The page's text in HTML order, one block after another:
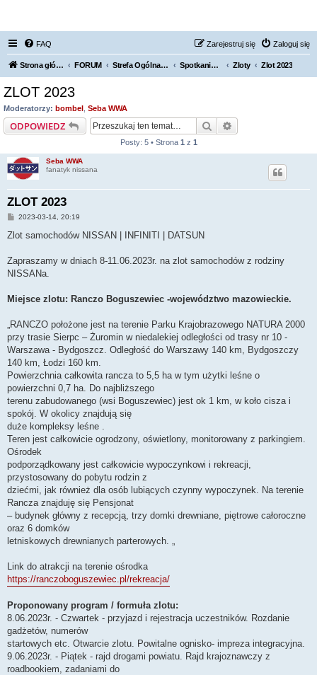
FAQ Zaloguj się
Zarejestruj się
Strona główna KLUBU FORUM Strefa Ogólna Forum Nissan Zone Spotkania / Grupy Regionalne Zloty Zlot 2023
ZLOT 2023
Moderatorzy: bombel Seba WWA
ODPOWIEDZ Szukaj
Posty: 5 • Strona 1 z 1
Seba WWA
fanatyk nissana
ZLOT 2023
P
s
2023-03-14, 20:19
Zlot samochodów NISSAN | INFINITI | DATSUN
Zapraszamy w dniach 8-11.06.2023r. na zlot samochodów z rodziny
NISSANa.
Miejsce zlotu: Ranczo Boguszewiec -województwo mazowieckie.
„RANCZO położone jest na terenie Parku Krajobrazowego NATURA 2000
przy trasie Sierpc – Żuromin w niedalekiej odległości od trasy nr 10 -
Warszawa - Bydgoszcz. Odległość do Warszawy 140 km, Bydgoszczy
140 km, Łodzi 160 km.
Powierzchnia całkowita rancza to 5,5 ha w tym użytki leśne o
powierzchni 0,7 ha. Do najbliższego
terenu zabudowanego (wsi Boguszewiec) jest ok 1 km, w koło cisza i
spokój. W okolicy znajdują się
duże kompleksy leśne .
Teren jest całkowicie ogrodzony, oświetlony, monitorowany z parkingiem.
Ośrodek
podporządkowany jest całkowicie wypoczynkowi i rekreacji,
przystosowany do pobytu rodzin z
dziećmi, jak również dla osób lubiących czynny wypoczynek. Na terenie
Rancza znajduję się Pensjonat
– budynek główny z recepcją, trzy domki drewniane, piętrowe całoroczne
oraz 6 domków
letniskowych drewnianych parterowych. „
Link do atrakcji na terenie ośrodka
https://ranczoboguszewiec.pl/rekreacja/
Proponowany program / formuła zlotu:
8.06.2023r. - Czwartek - przyjazd i rejestracja uczestników. Rozdanie
gadżetów, numerów
startowych etc. Otwarcie zlotu. Powitalne ognisko- impreza integracyjna.
9.06.2023r. - Piątek - rajd drogami powiatu. Rajd krajoznawczy z
roadbookiem, zadaniami do